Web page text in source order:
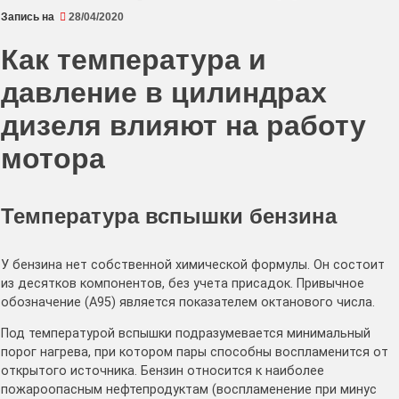
Запись на 28/04/2020
Как температура и
давление в цилиндрах
дизеля влияют на работу
мотора
Температура вспышки бензина
У бензина нет собственной химической формулы. Он состоит
из десятков компонентов, без учета присадок. Привычное
обозначение (А95) является показателем октанового числа.
Под температурой вспышки подразумевается минимальный
порог нагрева, при котором пары способны воспламенится от
открытого источника. Бензин относится к наиболее
пожароопасным нефтепродуктам (воспламенение при минус